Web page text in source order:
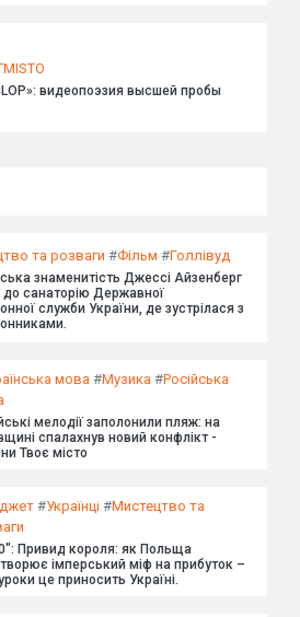
видеопоэзия высшей пробы
та розваги #Фільм #Голлівуд
знаменитість Джессі Айзенберг
до санаторію Державної
служби України, де зустрілася з
мова #Музика #Російська
мелодії заполонили пляж: на
спалахнув новий конфлікт -
Твоє місто
#Українці #Мистецтво та
Привид короля: як Польща
імперський міф на прибуток –
уроки це приносить Україні.